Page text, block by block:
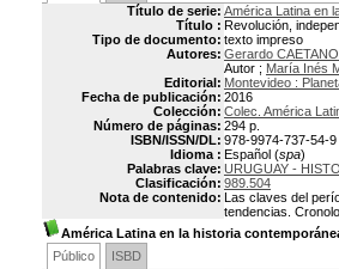
Título de serie: América Latina en
Título : Revolución,
Tipo de documento: texto impreso
Autores: Gerardo
Autor ; María Inés
Editorial: Montevideo :
Fecha de publicación: 2016
Colección: Colec. América
Número de páginas: 294 p.
ISBN/ISSN/DL: 978-9974-737-54-9
Idioma : Español (spa)
Palabras clave: URUGUAY -
Clasificación: 989.504
Nota de contenido: Las claves del
tendencias.
América Latina en la historia
Público
ISBD